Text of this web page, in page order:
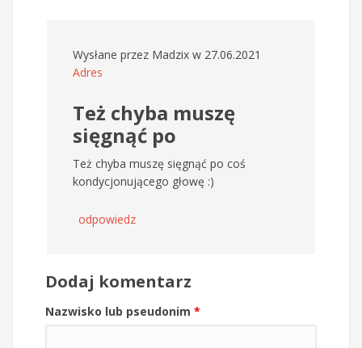
Wysłane przez Madzix w 27.06.2021
Adres
Też chyba muszę
sięgnąć po
Też chyba muszę sięgnąć po coś
kondycjonującego głowę :)
odpowiedz
Dodaj komentarz
Nazwisko lub pseudonim *